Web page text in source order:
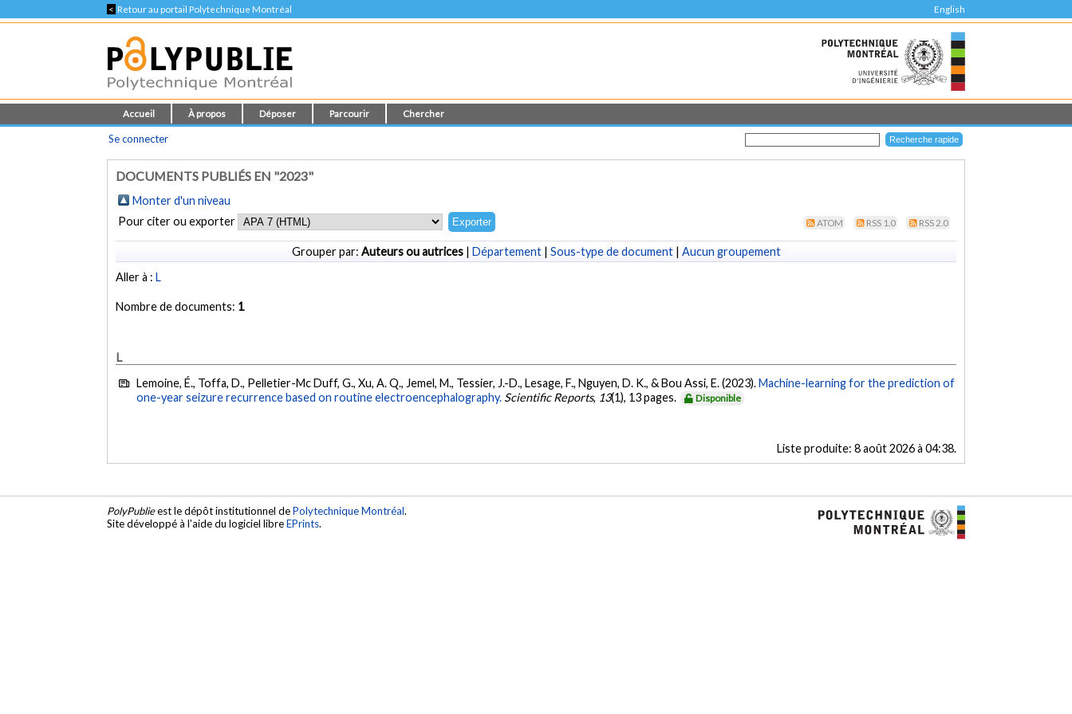
< Retour au portail Polytechnique Montréal English
Accueil À propos Déposer Parcourir Chercher
Se connecter
DOCUMENTS PUBLIÉS EN "2023"
Monter d'un niveau
Pour citer ou exporter
ATOM RSS 1.0 RSS 2.0
Grouper par: Auteurs ou autrices| Département| Sous-type de document| Aucun groupement
Aller à :L
Nombre de documents: 1
L
Lemoine, É., Toffa, D., Pelletier-Mc Duff, G., Xu, A. Q., Jemel, M., Tessier, J.-D., Lesage, F., Nguyen, D. K., & Bou Assi, E. (2023).Machine-learning for the prediction of
one-year seizure recurrence based on routine electroencephalography. Scientific Reports, 13(1), 13 pages. Disponible
Liste produite: 8 août 2026 à 04:38.
PolyPublieest le dépôt institutionnel dePolytechnique Montréal.
Site développé à l'aide du logiciel libreEPrints.